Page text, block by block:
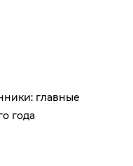
главные
года